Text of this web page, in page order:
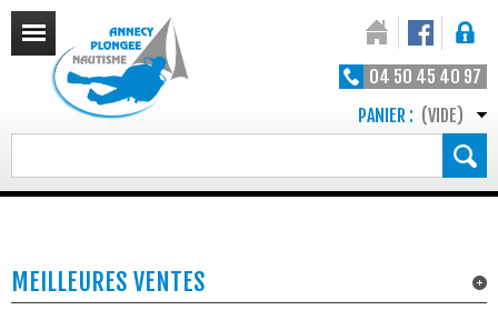
04 50 45 40 97
PANIER : (VIDE)
MEILLEURES VENTES